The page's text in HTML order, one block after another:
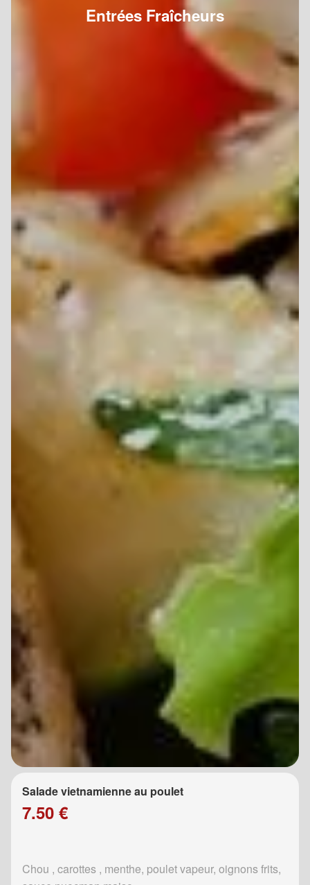
Entrées Fraîcheurs
Salade vietnamienne au poulet
7.50 €
Chou , carottes , menthe, poulet vapeur, oignons frits,